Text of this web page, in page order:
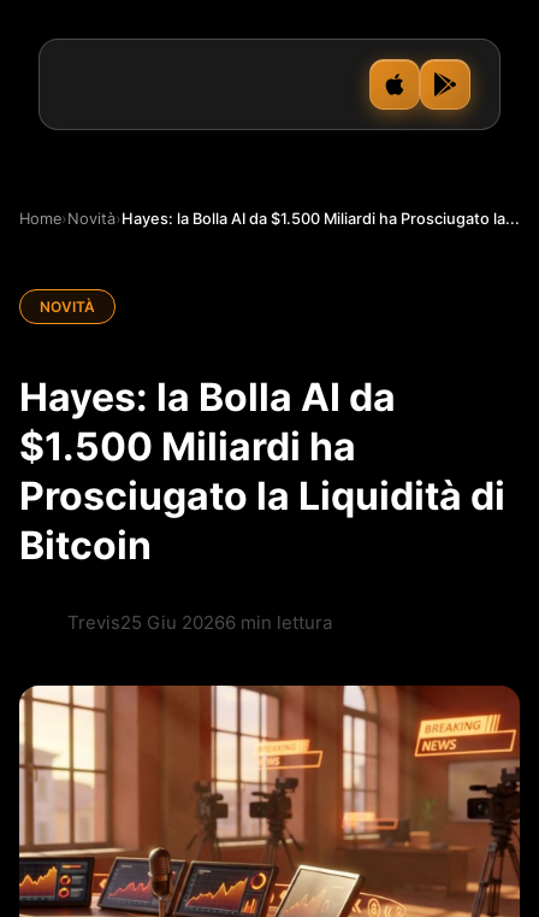
Home›Novità›Hayes: la Bolla AI da $1.500 Miliardi ha Prosciugato la...
NOVITÀ
Hayes: la Bolla AI da
$1.500 Miliardi ha
Prosciugato la Liquidità di
Bitcoin
Trevis25 Giu 20266 min lettura